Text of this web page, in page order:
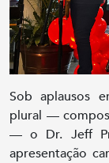
Sob aplausos
plural —
— o Dr. Jeff
apresentação